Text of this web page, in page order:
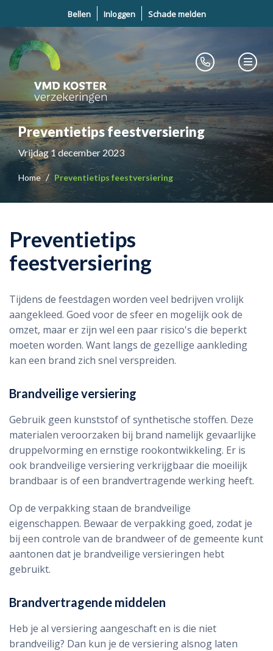
Bellen Inloggen Schade melden
Preventietips feestversiering
Vrijdag 1 december 2023
Home Preventietips feestversiering
Preventietips
feestversiering
Tijdens de feestdagen worden veel bedrijven vrolijk
aangekleed. Goed voor de sfeer en mogelijk ook de
omzet, maar er zijn wel een paar risico's die beperkt
moeten worden. Want langs de gezellige aankleding
kan een brand zich snel verspreiden.
Brandveilige versiering
Gebruik geen kunststof of synthetische stoffen. Deze
materialen veroorzaken bij brand namelijk gevaarlijke
druppelvorming en ernstige rookontwikkeling. Er is
ook brandveilige versiering verkrijgbaar die moeilijk
brandbaar is of een brandvertragende werking heeft.
Op de verpakking staan de brandveilige
eigenschappen. Bewaar de verpakking goed, zodat je
bij een controle van de brandweer of de gemeente kunt
aantonen dat je brandveilige versieringen hebt
gebruikt.
Brandvertragende middelen
Heb je al versiering aangeschaft en is die niet
brandveilig? Dan kun je de versiering alsnog laten